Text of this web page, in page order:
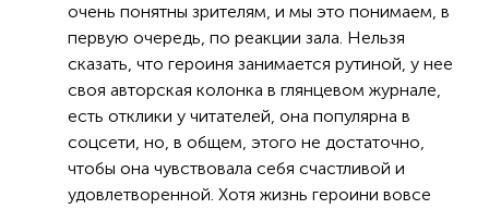
очень понятны зрителям, и мы это понимаем, в
первую очередь, по реакции зала. Нельзя
сказать, что героиня занимается рутиной, у нее
своя авторская колонка в глянцевом журнале,
есть отклики у читателей, она популярна в
соцсети, но, в общем, этого не достаточно,
чтобы она чувствовала себя счастливой и
удовлетворенной. Хотя жизнь героини вовсе